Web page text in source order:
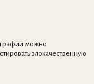
можно
злокачественную